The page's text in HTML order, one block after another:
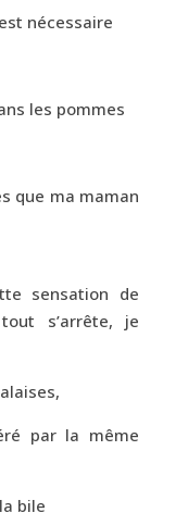
nécessaire
les pommes
que ma maman
sensation de
s’arrête, je
par la même
bile